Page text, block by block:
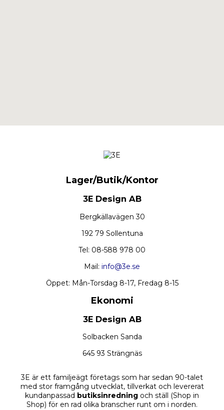
Lager/Butik/Kontor
3E Design AB
Bergkällavägen 30
192 79 Sollentuna
Tel: 08-588 978 00
Mail: info@3e.se
Öppet: Mån-Torsdag 8-17, Fredag 8-15
Ekonomi
3E Design AB
Solbacken Sanda
645 93 Strängnäs
3E är ett familjeägt företags som har sedan 90-talet
med stor framgång utvecklat, tillverkat och levererat
kundanpassad butiksinredning och ställ (Shop in
Shop) för en rad olika branscher runt om i norden.